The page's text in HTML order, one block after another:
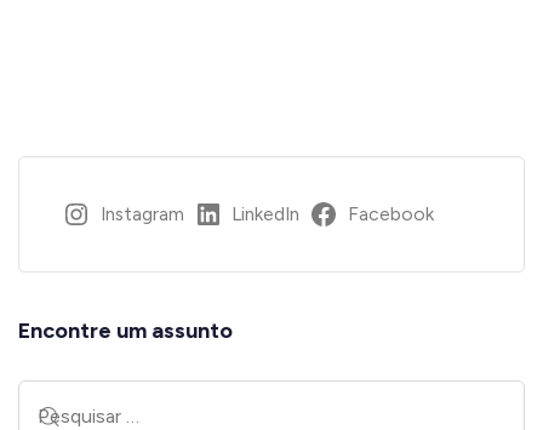
Instagram LinkedIn Facebook
Encontre um assunto